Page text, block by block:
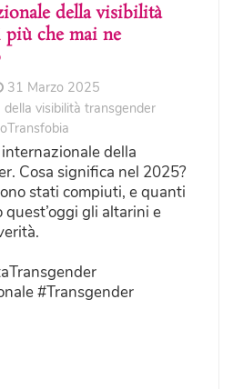
della visibilità
più che mai ne
31 Marzo 2025
visibilità transgender
della
Cosa significa nel 2025?
stati compiuti, e quanti
gli altarini e
#Transgender